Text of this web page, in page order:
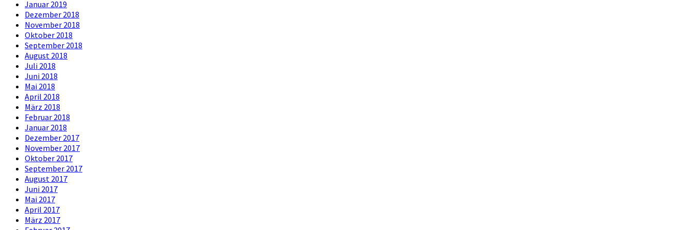
Januar 2019
Dezember 2018
November 2018
Oktober 2018
September 2018
August 2018
Juli 2018
Juni 2018
Mai 2018
April 2018
März 2018
Februar 2018
Januar 2018
Dezember 2017
November 2017
Oktober 2017
September 2017
August 2017
Juni 2017
Mai 2017
April 2017
März 2017